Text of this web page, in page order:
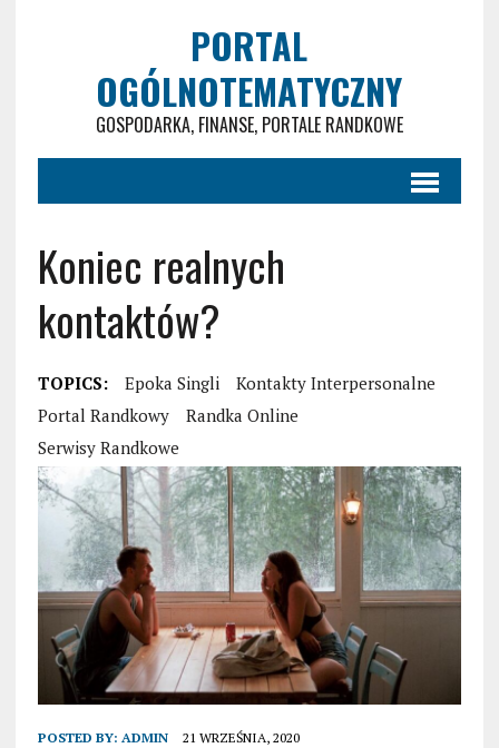
PORTAL
OGÓLNOTEMATYCZNY
GOSPODARKA, FINANSE, PORTALE RANDKOWE
Koniec realnych
kontaktów?
TOPICS: Epoka Singli
Kontakty Interpersonalne
Portal Randkowy
Randka Online
Serwisy Randkowe
POSTED BY: ADMIN 21 WRZEŚNIA, 2020